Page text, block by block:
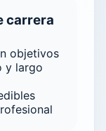
carrera
objetivos
y largo